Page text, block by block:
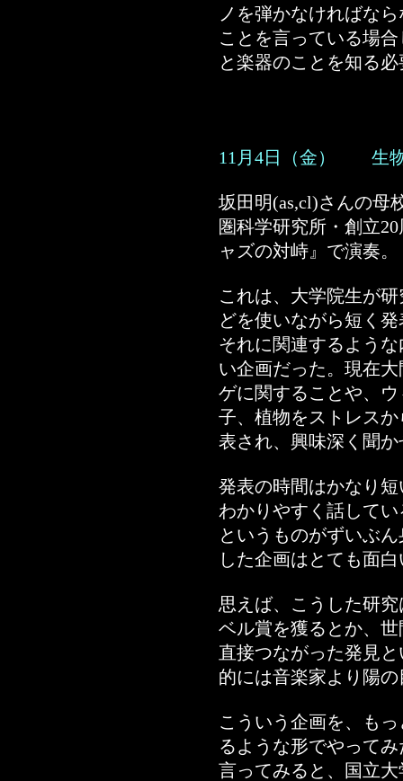
ノを弾かなければな
ことを言っている場
と楽器のことを知る
11月4日（金） 生
坂田明(as,cl)さんの母
圏科学研究所・創立
ャズの対峙』で演奏。
これは、大学院生が
どを使いながら短く
それに関連するよう
い企画だった。現在
ゲに関することや、
子、植物をストレス
表され、興味深く聞
発表の時間はかなり
わかりやすく話して
というものがずいぶ
した企画はとても面
思えば、こうした研
ベル賞を獲るとか、
直接つながった発見
的には音楽家より陽
こういう企画を、も
るような形でやって
言ってみると、国立